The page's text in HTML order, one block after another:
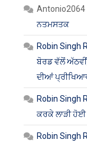
Antonio2064
ਨਤਮਸਤਕ
Robin Singh
ਬੋਰਡ ਵੱਲੋਂ
ਦੀਆਂ
Robin Singh
ਕਰਕੇ ਲਾੜੀ ਹੋਈ
Robin Singh